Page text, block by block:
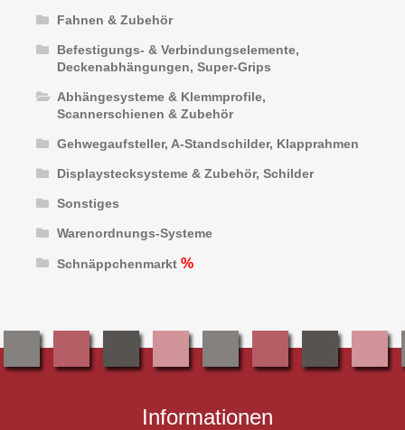
Fahnen & Zubehör
Befestigungs- & Verbindungselemente,
Deckenabhängungen, Super-Grips
Abhängesysteme & Klemmprofile,
Scannerschienen & Zubehör
Gehwegaufsteller, A-Standschilder, Klapprahmen
Displaystecksysteme & Zubehör, Schilder
Sonstiges
Warenordnungs-Systeme
Schnäppchenmarkt
Informationen